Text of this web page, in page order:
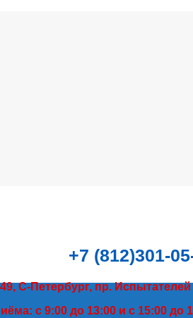
+7 (812)301-
С-Петербург, пр. Испытателей
с 9:00 до 13:00 и с 15:00 до